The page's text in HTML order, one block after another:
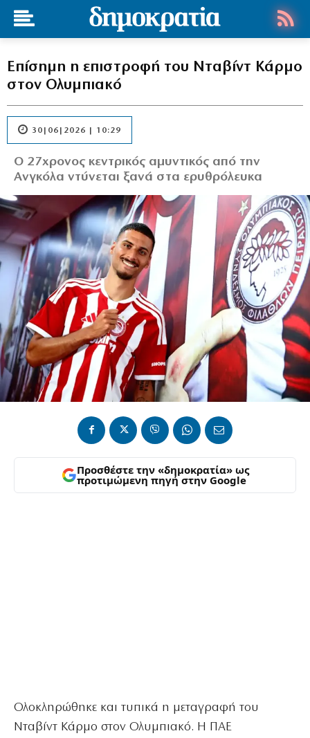
Επίσημη η επιστροφή του Νταβίντ Κάρμο
στον Ολυμπιακό
30|06|2026 | 10:29
Ο 27χρονος κεντρικός αμυντικός από την
Ανγκόλα ντύνεται ξανά στα ερυθρόλευκα
Προσθέστε την «δημοκρατία» ως
προτιμώμενη πηγή στην Google
Ολοκληρώθηκε και τυπικά η μεταγραφή του
Νταβίντ Κάρμο στον Ολυμπιακό. Η ΠΑΕ